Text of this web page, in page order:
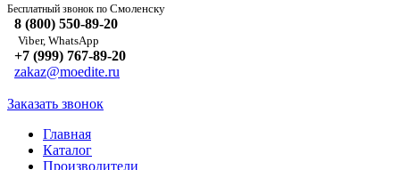
Бесплатный звонок по Смоленску
8 (800) 550-89-20
Viber, WhatsApp
+7 (999) 767-89-20
zakaz@moedite.ru
Заказать звонок
Главная
Каталог
Производители